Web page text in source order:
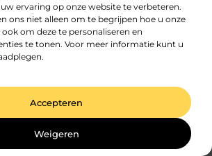
ervaring op onze website te verbeteren.
ons niet alleen om te begrijpen hoe u onze
om deze te personaliseren en
te tonen. Voor meer informatie kunt u
Accepteren
Weigeren
verkeersborden op